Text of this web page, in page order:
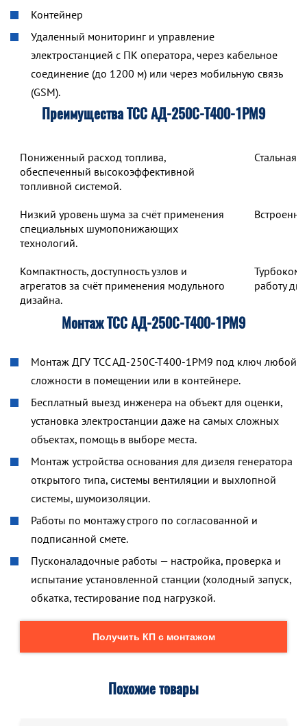
Контейнер
Удаленный мониторинг и управление
электростанцией с ПК оператора, через кабельное
соединение (до 1200 м) или через мобильную связь
(GSM).
Преимущества ТСС АД-250С-Т400-1РМ9
Пониженный расход топлива,
обеспеченный высокоэффективной
топливной системой.
Стальная
Низкий уровень шума за счёт применения
специальных шумопонижающих
технологий.
Компактность, доступность узлов и
агрегатов за счёт применения модульного
дизайна.
работу
Монтаж ТСС АД-250С-Т400-1РМ9
Монтаж ДГУ ТСС АД-250С-Т400-1РМ9 под ключ любой
сложности в помещении или в контейнере.
Бесплатный выезд инженера на объект для оценки,
установка электростанции даже на самых сложных
объектах, помощь в выборе места.
Монтаж устройства основания для дизеля генератора
открытого типа, системы вентиляции и выхлопной
системы, шумоизоляции.
Работы по монтажу строго по согласованной и
подписанной смете.
Пусконаладочные работы — настройка, проверка и
испытание установленной станции (холодный запуск,
обкатка, тестирование под нагрузкой.
Получить КП с монтажом
Похожие товары